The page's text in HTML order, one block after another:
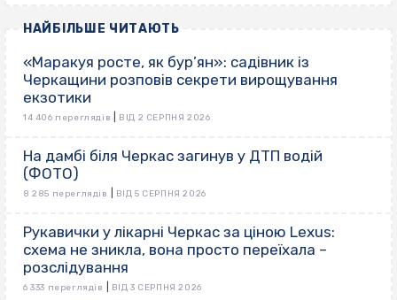
НАЙБІЛЬШЕ ЧИТАЮТЬ
«Маракуя росте, як бур’ян»: садівник із
Черкащини розповів секрети вирощування
екзотики
14 406 переглядів ВІД 2 СЕРПНЯ 2026
На дамбі біля Черкас загинув у ДТП водій
(ФОТО)
8 285 переглядів ВІД 5 СЕРПНЯ 2026
Рукавички у лікарні Черкас за ціною Lexus:
схема не зникла, вона просто переїхала –
розслідування
6 333 переглядів ВІД 3 СЕРПНЯ 2026